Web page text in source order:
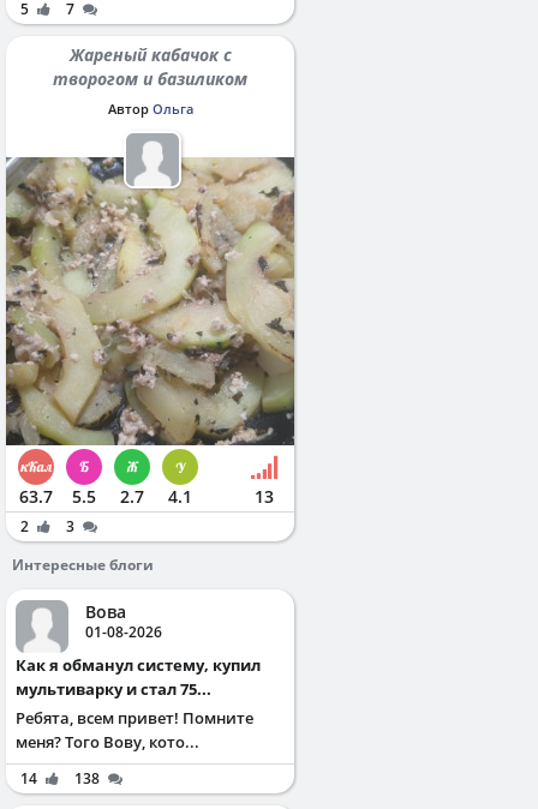
5 7
Жареный кабачок с
творогом и базиликом
Автор Ольга
63.7 5.5 2.7 4.1 13
2
3
Интересные блоги
Вова
01-08-2026
Как я обманул систему, купил
мультиварку и стал 75...
Ребята, всем привет! Помните
меня? Того Вову, кото...
14 138